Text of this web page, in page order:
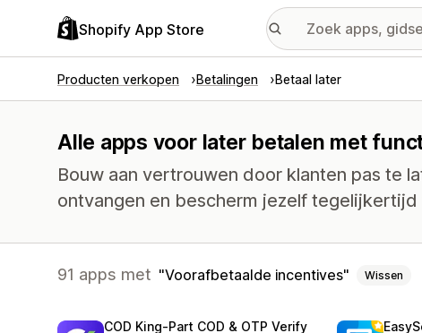
Shopify App Store
Producten verkopen Betalingen Betaal later
Alle apps voor later betalen met
Bouw aan vertrouwen door klanten pas te
ontvangen en bescherm jezelf
91 apps met Voorafbetaalde incentives Wissen
COD King‑Part COD & OTP Verify